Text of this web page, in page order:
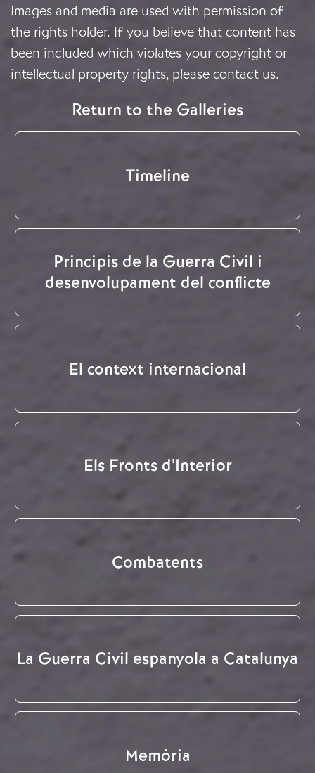
Images and media are used with permission of
the rights holder. If you believe that content has
been included which violates your copyright or
intellectual property rights, please contact us.
Return to the Galleries
Timeline
Principis de la Guerra Civil i
desenvolupament del conflicte
El context internacional
Els Fronts d'Interior
Combatents
La Guerra Civil espanyola a Catalunya
Memòria